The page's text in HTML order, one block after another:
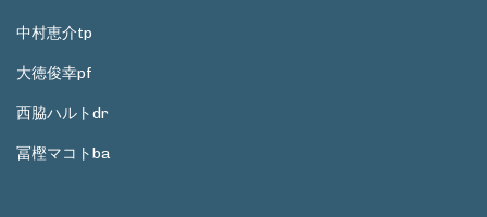
中村恵介tp
大徳俊幸pf
西脇ハルトdr
冨樫マコトba